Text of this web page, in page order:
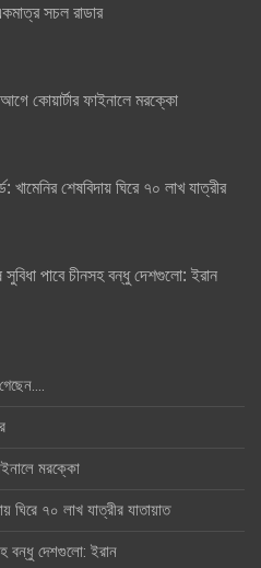
সচল রাডার
আগে কোয়ার্টার ফাইনালে মরক্কো
খামেনির শেষবিদায় ঘিরে ৭০ লাখ যাত্রীর
পাবে চীনসহ বন্ধু দেশগুলো: ইরান
মরক্কো
ঘিরে ৭০ লাখ যাত্রীর যাতায়াত
বন্ধু দেশগুলো: ইরান